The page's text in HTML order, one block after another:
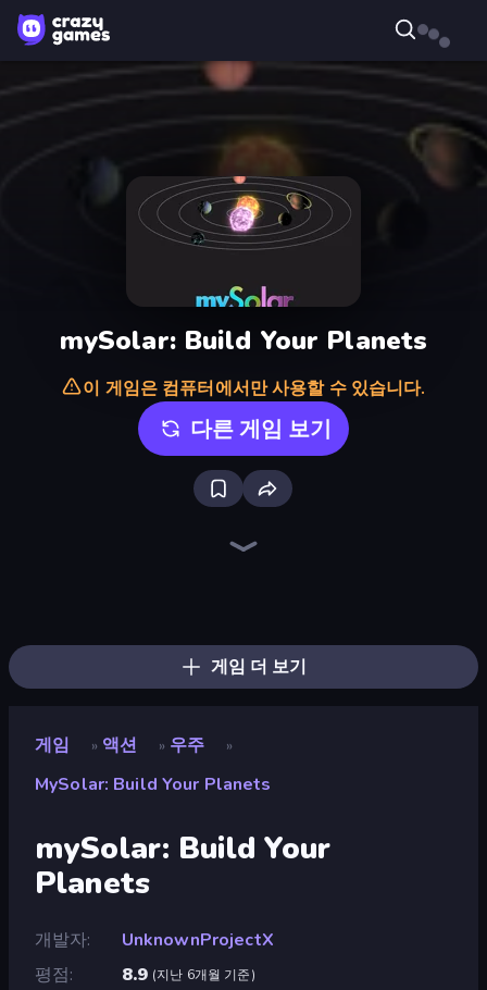
mySolar: Build Your Planets
이 게임은 컴퓨터에서만 사용할 수 있습니다.
다른 게임 보기
게임 더 보기
게임 » 액션 » 우주 »
MySolar: Build Your Planets
mySolar: Build Your
Planets
개발자
UnknownProjectX
평점
8.9 (지난 6개월 기준)